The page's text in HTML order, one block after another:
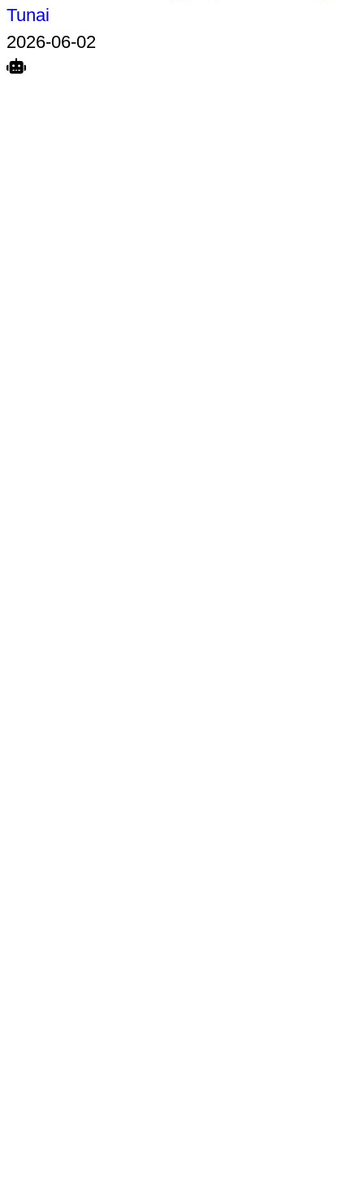
Tunai
2026-06-02